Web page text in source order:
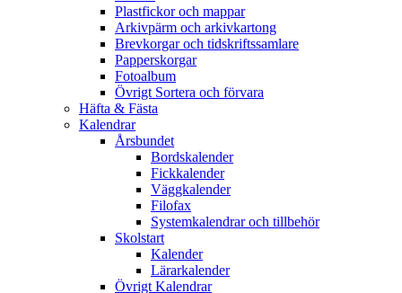
Plastfickor och mappar
Arkivpärm och arkivkartong
Brevkorgar och tidskriftssamlare
Papperskorgar
Fotoalbum
Övrigt Sortera och förvara
Häfta & Fästa
Kalendrar
Årsbundet
Bordskalender
Fickkalender
Väggkalender
Filofax
Systemkalendrar och tillbehör
Skolstart
Kalender
Lärarkalender
Övrigt Kalendrar